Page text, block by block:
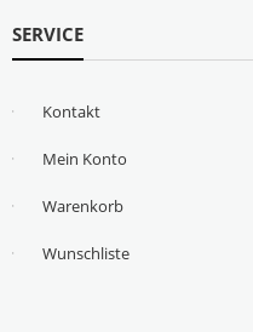
SERVICE
Kontakt
Mein Konto
Warenkorb
Wunschliste